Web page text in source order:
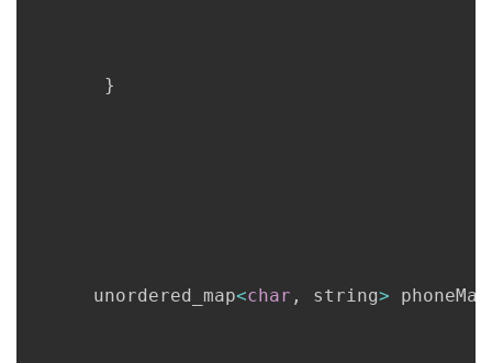
}
      unordered_map
<char , string> phoneMap